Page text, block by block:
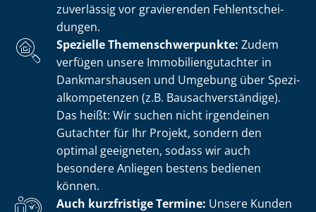
zuverlässig vor gravierenden Fehl­ent­schei­
dun­gen.
Spezielle The­men­schwer­punk­te: Zudem
verfügen unsere Im­mo­bi­li­en­gut­ach­ter in
Dankmarshausen und Umgebung über Spe­zi­
al­kom­pe­ten­zen (z.B. Bau­sach­ver­stän­di­ge).
Das heißt: Wir suchen nicht irgendeinen
Gutachter für Ihr Projekt, sondern den
optimal geeigneten, sodass wir auch
besondere Anliegen bestens bedienen
können.
Auch kurzfristige Termine: Unsere Kunden